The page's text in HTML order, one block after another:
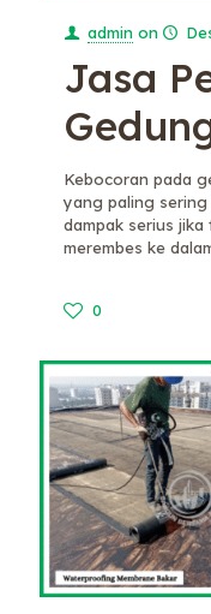
admin on
Jasa
Kebocoran pada
yang paling sering
dampak serius
merembes ke
0